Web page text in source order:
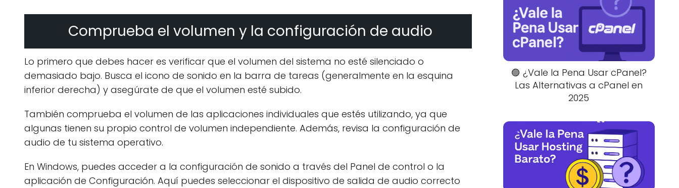
Comprueba el volumen y la configuración de audio
Lo primero que debes hacer es verificar que el volumen del sistema no esté silenciado o
demasiado bajo. Busca el icono de sonido en la barra de tareas (generalmente en la esquina
inferior derecha) y asegúrate de que el volumen esté subido.
También comprueba el volumen de las aplicaciones individuales que estés utilizando, ya que
algunas tienen su propio control de volumen independiente. Además, revisa la configuración de
audio de tu sistema operativo.
En Windows, puedes acceder a la configuración de sonido a través del Panel de control o la
aplicación de Configuración. Aquí puedes seleccionar el dispositivo de salida de audio correcto
🟣 ¿Vale la Pena Usar cPanel?
Las Alternativas a cPanel en
2025